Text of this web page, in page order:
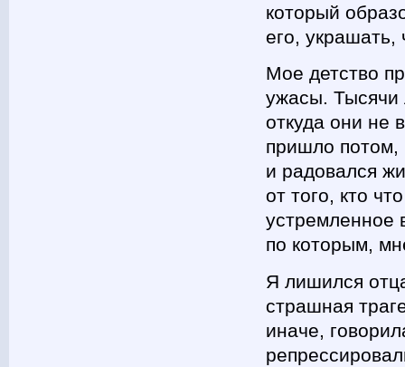
который
его, украшать,
Мое детство
ужасы. Тысячи
откуда они не
пришло потом,
и радовался
от того, кто
устремленное
по которым,
Я лишился
страшная
иначе,